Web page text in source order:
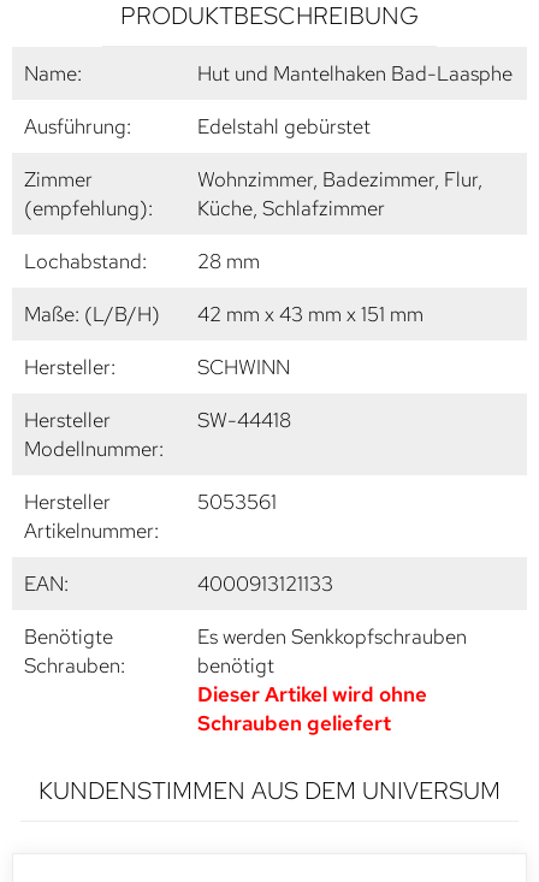
PRODUKTBESCHREIBUNG
Name:
Hut und Mantelhaken Bad-Laasphe
Ausführung:
Edelstahl gebürstet
Zimmer
(empfehlung):
Wohnzimmer, Badezimmer, Flur,
Küche, Schlafzimmer
Lochabstand:
28 mm
Maße: (L/B/H)
42 mm x 43 mm x 151 mm
Hersteller:
SCHWINN
Hersteller
Modellnummer:
SW-44418
Hersteller
Artikelnummer:
5053561
EAN:
4000913121133
Benötigte
Schrauben:
Es werden Senkkopfschrauben
benötigt
Dieser Artikel wird ohne
Schrauben geliefert
KUNDENSTIMMEN AUS DEM UNIVERSUM